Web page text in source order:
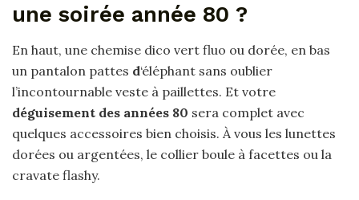
une soirée année 80 ?
En haut, une chemise dico vert fluo ou dorée, en bas
un pantalon pattes d‘éléphant sans oublier
l’incontournable veste à paillettes. Et votre
déguisement des années 80 sera complet avec
quelques accessoires bien choisis. À vous les lunettes
dorées ou argentées, le collier boule à facettes ou la
cravate flashy.